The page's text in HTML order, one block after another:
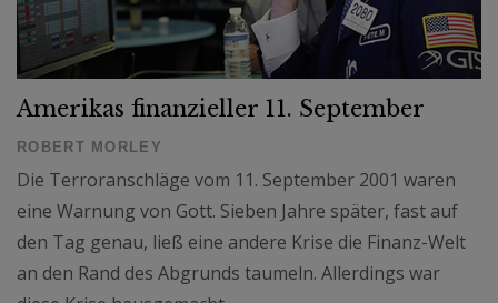
Amerikas finanzieller 11. September
ROBERT MORLEY
Die Terroranschläge vom 11. September 2001 waren
eine Warnung von Gott. Sieben Jahre später, fast auf
den Tag genau, ließ eine andere Krise die Finanz-Welt
an den Rand des Abgrunds taumeln. Allerdings war